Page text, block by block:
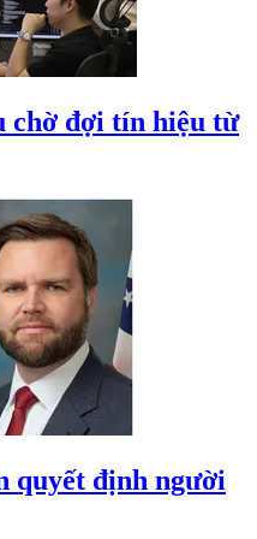
chờ đợi tín hiệu từ
quyết định người